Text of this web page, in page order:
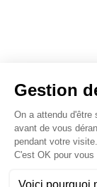
© 2026 École